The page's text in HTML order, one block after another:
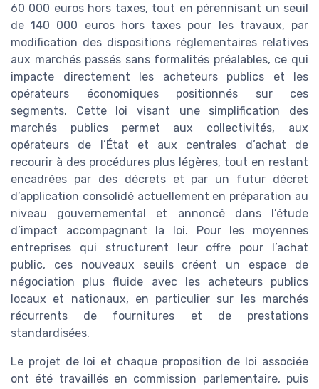
60 000 euros hors taxes, tout en pérennisant un seuil
de 140 000 euros hors taxes pour les travaux, par
modification des dispositions réglementaires relatives
aux marchés passés sans formalités préalables, ce qui
impacte directement les acheteurs publics et les
opérateurs économiques positionnés sur ces
segments. Cette loi visant une simplification des
marchés publics permet aux collectivités, aux
opérateurs de l’État et aux centrales d’achat de
recourir à des procédures plus légères, tout en restant
encadrées par des décrets et par un futur décret
d’application consolidé actuellement en préparation au
niveau gouvernemental et annoncé dans l’étude
d’impact accompagnant la loi. Pour les moyennes
entreprises qui structurent leur offre pour l’achat
public, ces nouveaux seuils créent un espace de
négociation plus fluide avec les acheteurs publics
locaux et nationaux, en particulier sur les marchés
récurrents de fournitures et de prestations
standardisées.
Le projet de loi et chaque proposition de loi associée
ont été travaillés en commission parlementaire, puis